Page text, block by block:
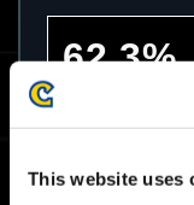
This website uses
62.3%
Nota: esta es
Tiempo de